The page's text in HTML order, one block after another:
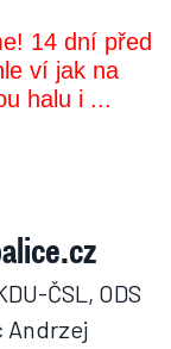
14 dní před
ví jak na
halu i ...
ČSL, ODS
Andrzej